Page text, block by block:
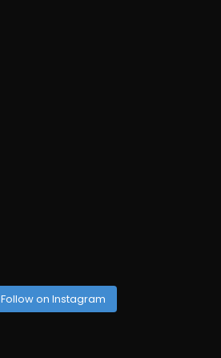
Follow on Instagram